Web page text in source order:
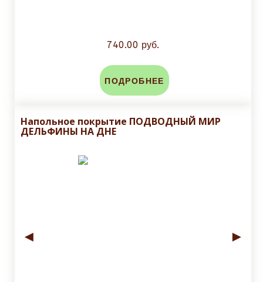
740.00 руб.
ПОДРОБНЕЕ
Напольное покрытие ПОДВОДНЫЙ МИР
ДЕЛЬФИНЫ НА ДНЕ
◄ ►